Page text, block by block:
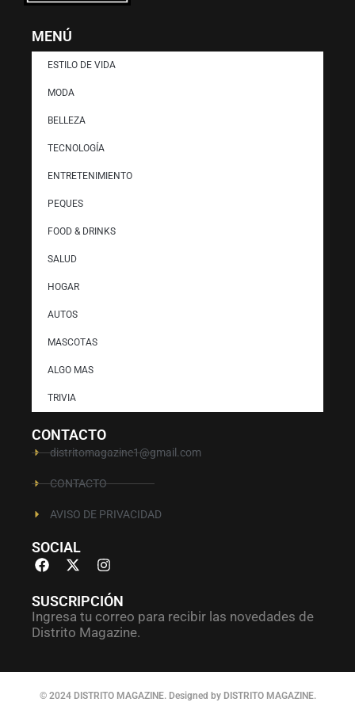
MENÚ
ESTILO DE VIDA
MODA
BELLEZA
TECNOLOGÍA
ENTRETENIMIENTO
PEQUES
FOOD & DRINKS
SALUD
HOGAR
AUTOS
MASCOTAS
ALGO MAS
TRIVIA
CONTACTO
distritomagazine1@gmail.com
CONTACTO
AVISO DE PRIVACIDAD
SOCIAL
SUSCRIPCIÓN
Ingresa tu correo para recibir las novedades de
Distrito Magazine.
© 2024 DISTRITO MAGAZINE. Designed by DISTRITO MAGAZINE.